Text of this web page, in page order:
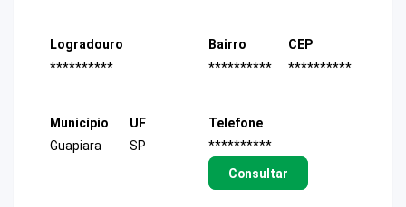
Logradouro
**********
Bairro
**********
CEP
**********
Município
Guapiara
UF
SP
Telefone
**********
Consultar